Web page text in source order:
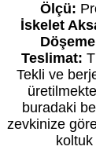
Ölçü:
İskelet
Teslimat:
Tekli ve
buradaki
zevkinize